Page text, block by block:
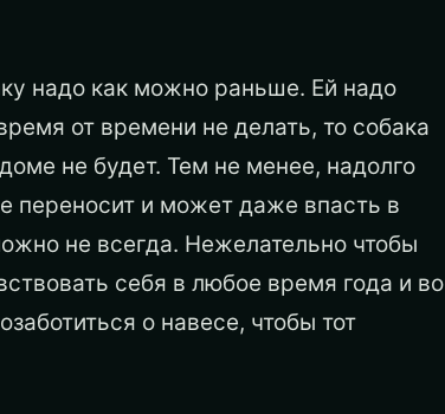
надо как можно раньше. Ей надо
от времени не делать, то собака
не будет. Тем не менее, надолго
переносит и может даже впасть в
не всегда. Нежелательно чтобы
себя в любое время года и во
о навесе, чтобы тот